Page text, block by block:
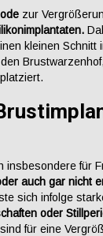
zur
kleinen Schnitt
insbesondere für
auch gar nicht
sich infolge
oder
für eine